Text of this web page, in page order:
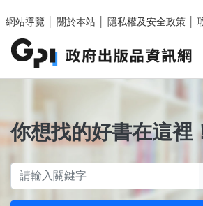
網站導覽
關於本站 隱私權及安全政策
你想找的好書在這裡